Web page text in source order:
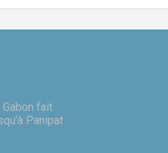
fait
Panipat